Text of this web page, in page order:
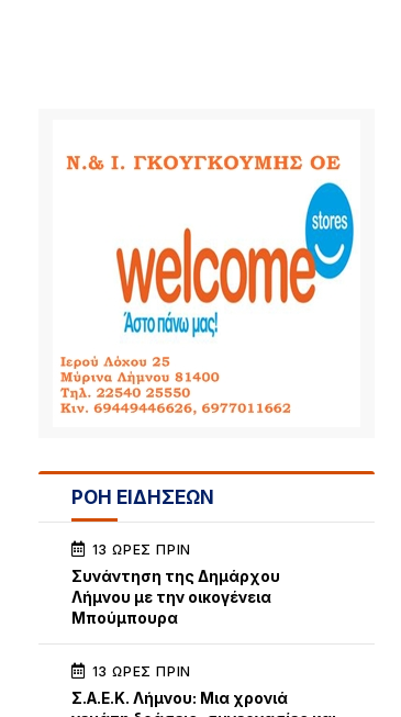
ΡΟΗ ΕΙΔΗΣΕΩΝ
13 ΏΡΕΣ ΠΡΙΝ
Συνάντηση της Δημάρχου
Λήμνου με την οικογένεια
Μπούμπουρα
13 ΏΡΕΣ ΠΡΙΝ
Σ.Α.Ε.Κ. Λήμνου: Μια χρονιά